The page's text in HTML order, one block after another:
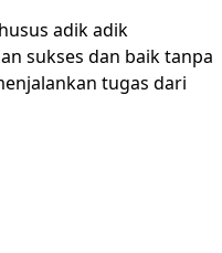
adik adik
sukses dan baik tanpa
tugas dari